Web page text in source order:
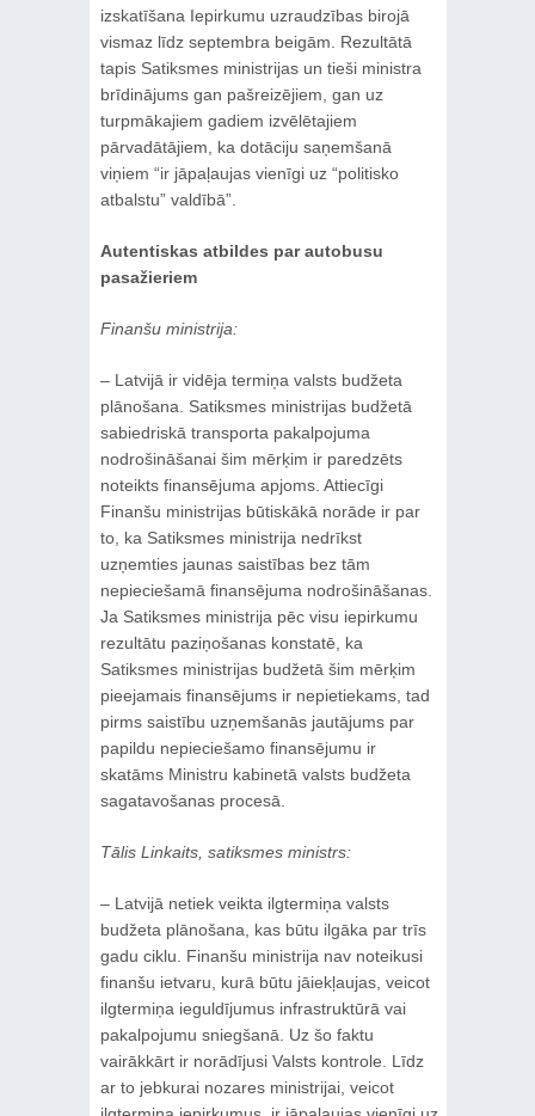
izskatīšana Iepirkumu uzraudzības birojā
vismaz līdz septembra beigām. Rezultātā
tapis Satiksmes ministrijas un tieši ministra
brīdinājums gan pašreizējiem, gan uz
turpmākajiem gadiem izvēlētajiem
pārvadātājiem, ka dotāciju saņemšanā
viņiem “ir jāpaļaujas vienīgi uz “politisko
atbalstu” valdībā”.
Autentiskas atbildes par autobusu
pasažieriem
Finanšu ministrija:
‒ Latvijā ir vidēja termiņa valsts budžeta
plānošana. Satiksmes ministrijas budžetā
sabiedriskā transporta pakalpojuma
nodrošināšanai šim mērķim ir paredzēts
noteikts finansējuma apjoms. Attiecīgi
Finanšu ministrijas būtiskākā norāde ir par
to, ka Satiksmes ministrija nedrīkst
uzņemties jaunas saistības bez tām
nepieciešamā finansējuma nodrošināšanas.
Ja Satiksmes ministrija pēc visu iepirkumu
rezultātu paziņošanas konstatē, ka
Satiksmes ministrijas budžetā šim mērķim
pieejamais finansējums ir nepietiekams, tad
pirms saistību uzņemšanās jautājums par
papildu nepieciešamo finansējumu ir
skatāms Ministru kabinetā valsts budžeta
sagatavošanas procesā.
Tālis Linkaits, satiksmes ministrs:
‒ Latvijā netiek veikta ilgtermiņa valsts
budžeta plānošana, kas būtu ilgāka par trīs
gadu ciklu. Finanšu ministrija nav noteikusi
finanšu ietvaru, kurā būtu jāiekļaujas, veicot
ilgtermiņa ieguldījumus infrastruktūrā vai
pakalpojumu sniegšanā. Uz šo faktu
vairākkārt ir norādījusi Valsts kontrole. Līdz
ar to jebkurai nozares ministrijai, veicot